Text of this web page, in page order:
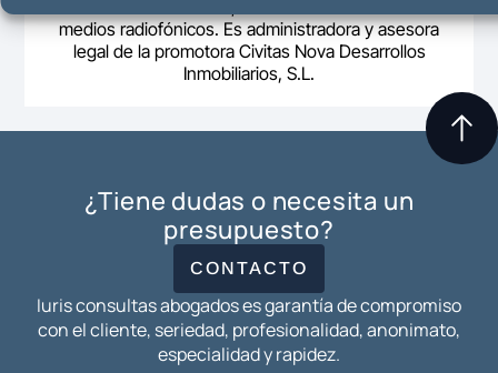
medios radiofónicos. Es administradora y asesora
legal de la promotora Civitas Nova Desarrollos
Inmobiliarios, S.L.
¿Tiene dudas o necesita un
presupuesto?
CONTACTO
Iuris consultas abogados es garantía de compromiso
con el cliente, seriedad, profesionalidad, anonimato,
especialidad y rapidez.